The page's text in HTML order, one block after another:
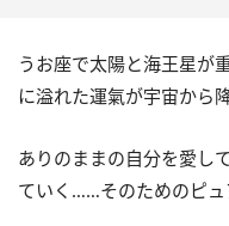
うお座で太陽と海王星が
に溢れた運氣が宇宙から
ありのままの自分を愛し
ていく……そのためのピュ